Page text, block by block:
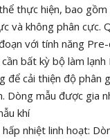
thực hiện, bao gồm
và không phân cực.
với tính năng
bất kỳ bộ làm
để cải thiện độ phân
Dòng mẫu được gia
khí
nhiệt linh hoạt: